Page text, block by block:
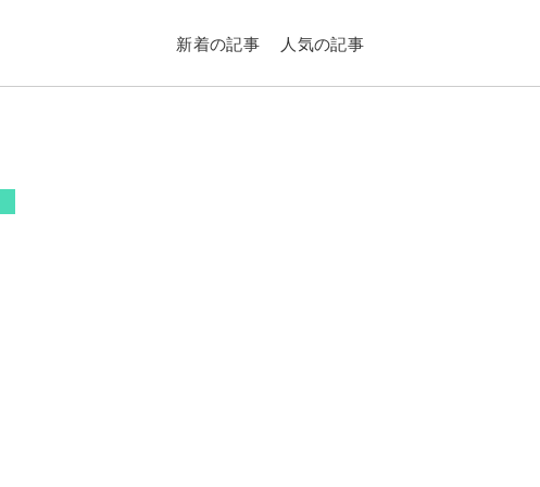
新着の記事 人気の記事